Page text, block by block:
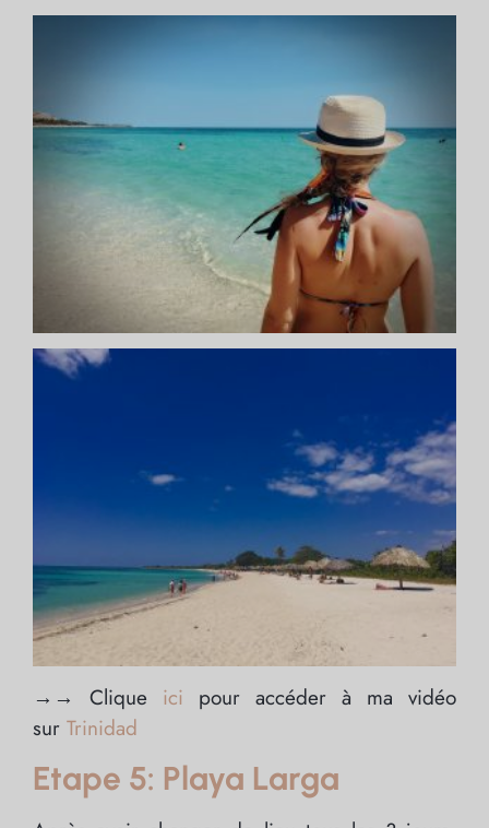
→→ Clique ici pour accéder à ma vidéo
sur Trinidad
Etape 5: Playa Larga